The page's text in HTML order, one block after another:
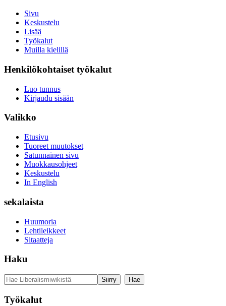
Sivu
Keskustelu
Lisää
Työkalut
Muilla kielillä
Henkilökohtaiset työkalut
Luo tunnus
Kirjaudu sisään
Valikko
Etusivu
Tuoreet muutokset
Satunnainen sivu
Muokkausohjeet
Keskustelu
In English
sekalaista
Huumoria
Lehtileikkeet
Sitaatteja
Haku
Työkalut